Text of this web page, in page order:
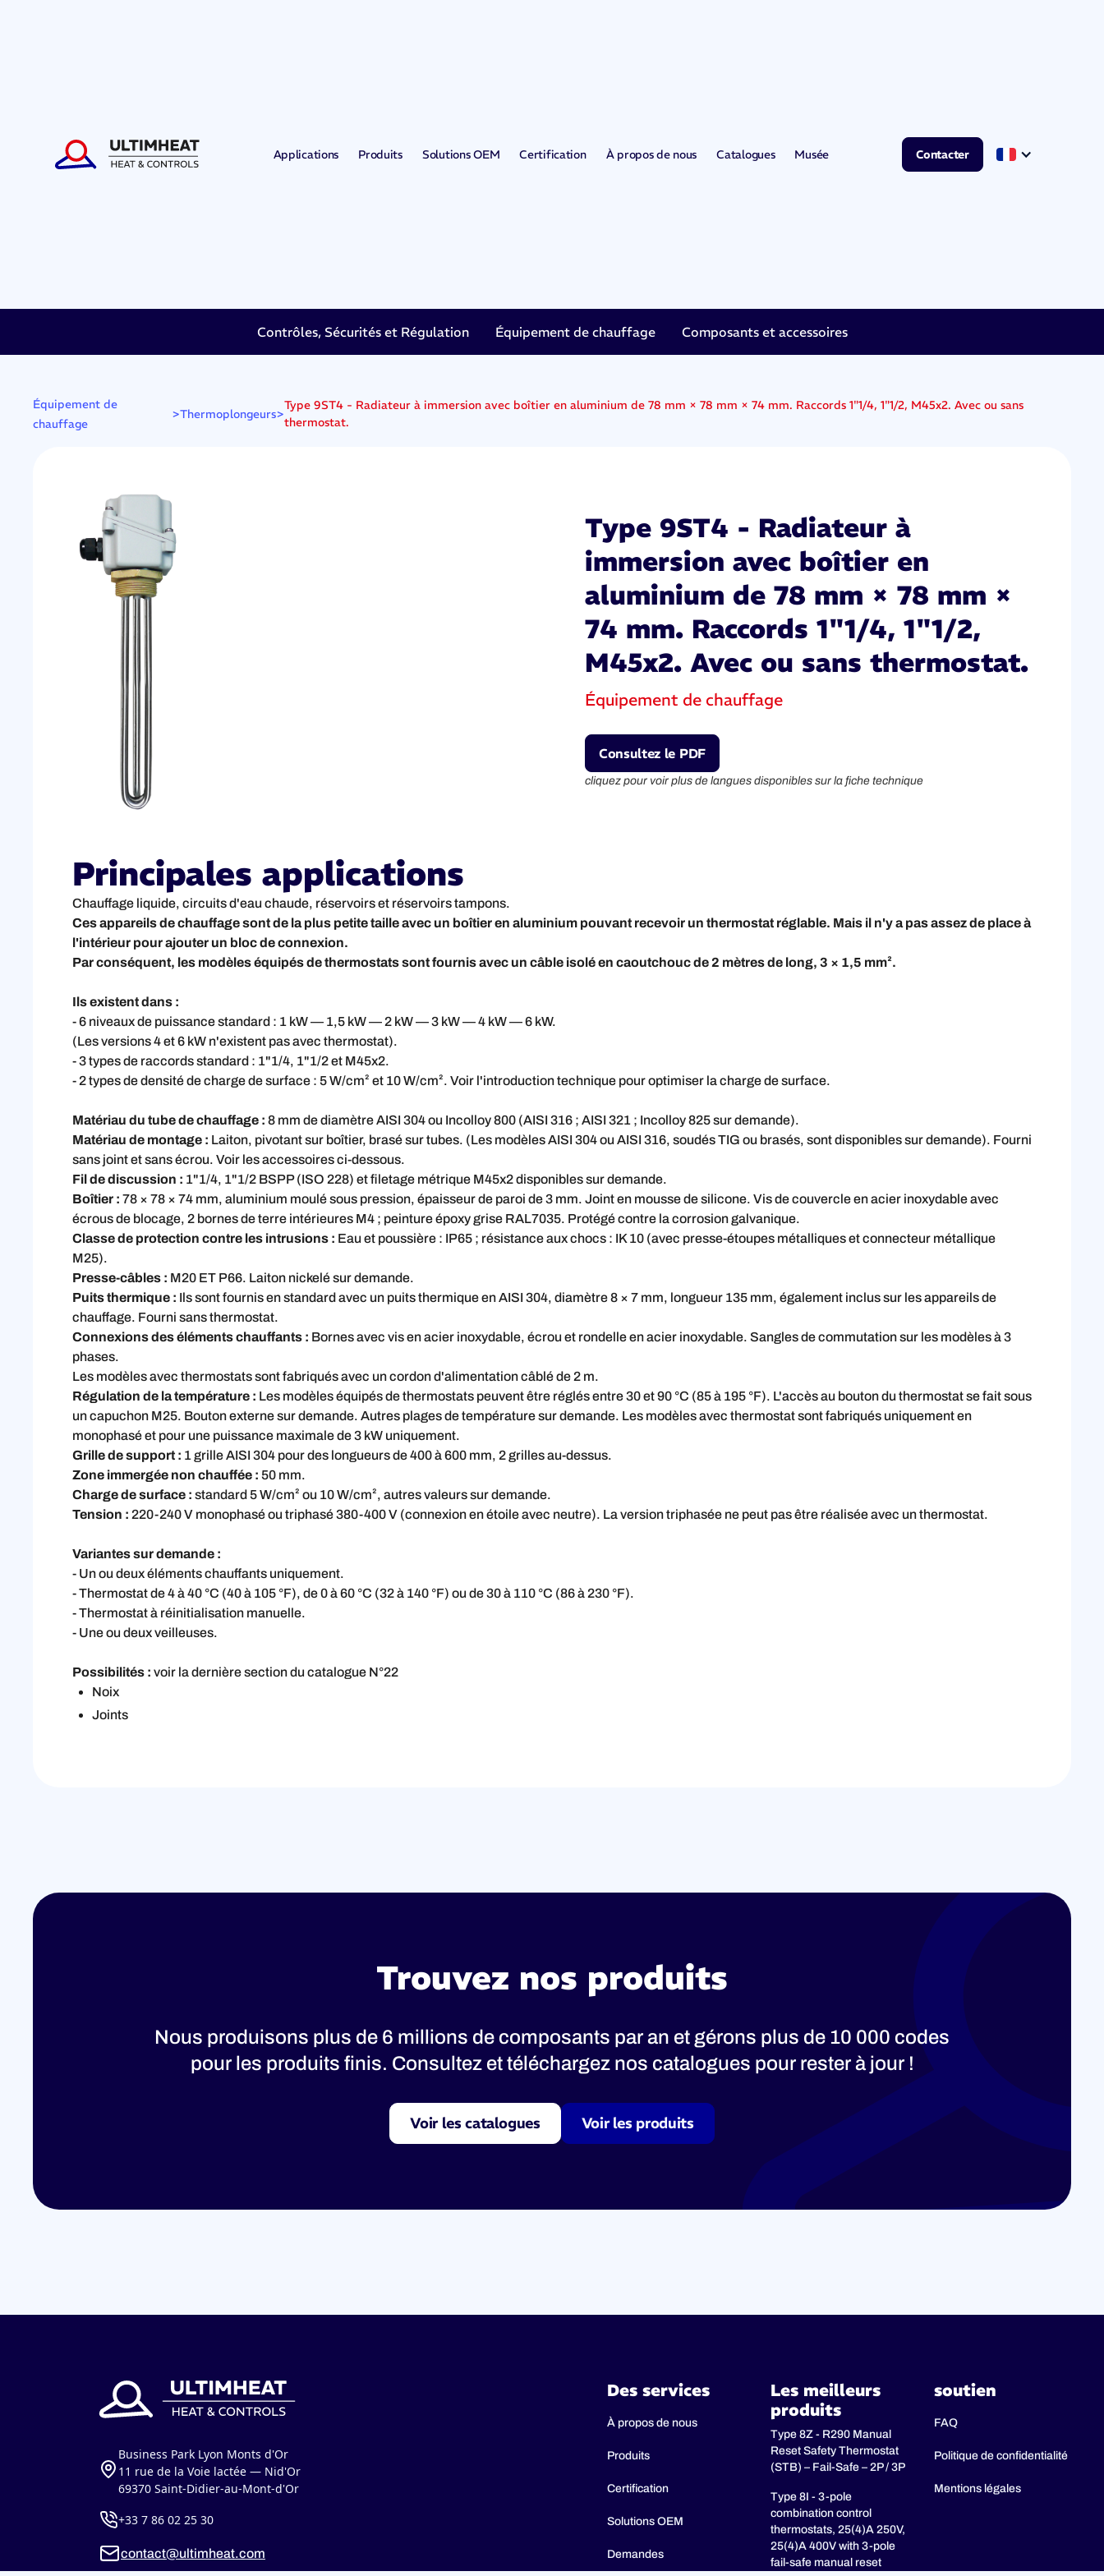
Applications Produits Solutions OEM Certification À propos de nous Catalogues Musée Contacter
Contrôles, Sécurités et Régulation Équipement de chauffage Composants et accessoires
Équipement de
chauffage
>Thermoplongeurs>
Type 9ST4 - Radiateur à immersion avec boîtier en aluminium de 78 mm × 78 mm × 74 mm. Raccords 1"1/4, 1"1/2, M45x2. Avec ou sans
thermostat.
Type 9ST4 - Radiateur à
immersion avec boîtier en
aluminium de 78 mm × 78 mm ×
74 mm. Raccords 1"1/4, 1"1/2,
M45x2. Avec ou sans thermostat.
Équipement de chauffage
Consultez le PDF
cliquez pour voir plus de langues disponibles sur la fiche technique
Principales applications
Chauffage liquide, circuits d'eau chaude, réservoirs et réservoirs tampons.
Ces appareils de chauffage sont de la plus petite taille avec un boîtier en aluminium pouvant recevoir un thermostat réglable. Mais il n'y a pas assez de place à
l'intérieur pour ajouter un bloc de connexion.
Par conséquent, les modèles équipés de thermostats sont fournis avec un câble isolé en caoutchouc de 2 mètres de long, 3 × 1,5 mm².
Ils existent dans :
- 6 niveaux de puissance standard : 1 kW — 1,5 kW — 2 kW — 3 kW — 4 kW — 6 kW.
(Les versions 4 et 6 kW n'existent pas avec thermostat).
- 3 types de raccords standard : 1"1/4, 1"1/2 et M45x2.
- 2 types de densité de charge de surface : 5 W/cm² et 10 W/cm². Voir l'introduction technique pour optimiser la charge de surface.
Matériau du tube de chauffage : 8 mm de diamètre AISI 304 ou Incolloy 800 (AISI 316 ; AISI 321 ; Incolloy 825 sur demande).
Matériau de montage : Laiton, pivotant sur boîtier, brasé sur tubes. (Les modèles AISI 304 ou AISI 316, soudés TIG ou brasés, sont disponibles sur demande). Fourni
sans joint et sans écrou. Voir les accessoires ci-dessous.
Fil de discussion : 1"1/4, 1"1/2 BSPP (ISO 228) et filetage métrique M45x2 disponibles sur demande.
Boîtier : 78 × 78 × 74 mm, aluminium moulé sous pression, épaisseur de paroi de 3 mm. Joint en mousse de silicone. Vis de couvercle en acier inoxydable avec
écrous de blocage, 2 bornes de terre intérieures M4 ; peinture époxy grise RAL7035. Protégé contre la corrosion galvanique.
Classe de protection contre les intrusions : Eau et poussière : IP65 ; résistance aux chocs : IK 10 (avec presse-étoupes métalliques et connecteur métallique
M25).
Presse-câbles : M20 ET P66. Laiton nickelé sur demande.
Puits thermique : Ils sont fournis en standard avec un puits thermique en AISI 304, diamètre 8 × 7 mm, longueur 135 mm, également inclus sur les appareils de
chauffage. Fourni sans thermostat.
Connexions des éléments chauffants : Bornes avec vis en acier inoxydable, écrou et rondelle en acier inoxydable. Sangles de commutation sur les modèles à 3
phases.
Les modèles avec thermostats sont fabriqués avec un cordon d'alimentation câblé de 2 m.
Régulation de la température : Les modèles équipés de thermostats peuvent être réglés entre 30 et 90 °C (85 à 195 °F). L'accès au bouton du thermostat se fait sous
un capuchon M25. Bouton externe sur demande. Autres plages de température sur demande. Les modèles avec thermostat sont fabriqués uniquement en
monophasé et pour une puissance maximale de 3 kW uniquement.
Grille de support : 1 grille AISI 304 pour des longueurs de 400 à 600 mm, 2 grilles au-dessus.
Zone immergée non chauffée : 50 mm.
Charge de surface : standard 5 W/cm² ou 10 W/cm², autres valeurs sur demande.
Tension : 220-240 V monophasé ou triphasé 380-400 V (connexion en étoile avec neutre). La version triphasée ne peut pas être réalisée avec un thermostat.
Variantes sur demande :
- Un ou deux éléments chauffants uniquement.
- Thermostat de 4 à 40 °C (40 à 105 °F), de 0 à 60 °C (32 à 140 °F) ou de 30 à 110 °C (86 à 230 °F).
- Thermostat à réinitialisation manuelle.
- Une ou deux veilleuses.
Possibilités : voir la dernière section du catalogue N°22
Noix
Joints
Trouvez nos produits
Nous produisons plus de 6 millions de composants par an et gérons plus de 10 000 codes
pour les produits finis. Consultez et téléchargez nos catalogues pour rester à jour !
Voir les catalogues Voir les produits
Business Park Lyon Monts d'Or
11 rue de la Voie lactée — Nid'Or
69370 Saint-Didier-au-Mont-d'Or
+33 7 86 02 25 30
contact@ultimheat.com
Des services
À propos de nous
Produits
Certification
Solutions OEM
Demandes
Les meilleurs
produits
Type 8Z - R290 Manual
Reset Safety Thermostat
(STB) – Fail-Safe – 2P / 3P
Type 8I - 3-pole
combination control
thermostats, 25(4)A 250V,
25(4)A 400V with 3-pole
fail-safe manual reset
soutien
FAQ
Politique de confidentialité
Mentions légales